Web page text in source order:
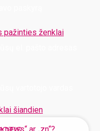
pažinties ženklai
šiandien
paskyrą